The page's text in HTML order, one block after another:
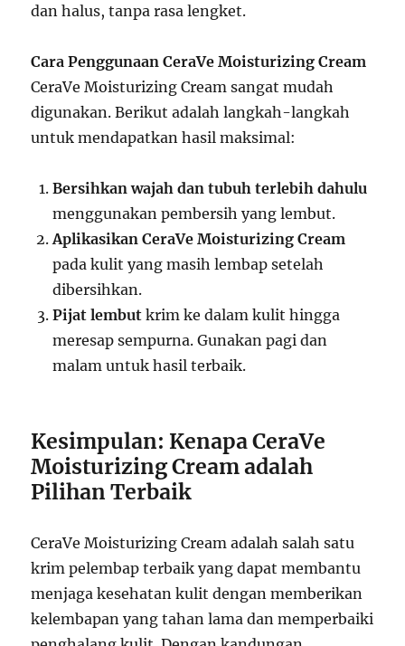
dan halus, tanpa rasa lengket.
Cara Penggunaan CeraVe Moisturizing Cream
CeraVe Moisturizing Cream sangat mudah
digunakan. Berikut adalah langkah-langkah
untuk mendapatkan hasil maksimal:
Bersihkan wajah dan tubuh terlebih dahulu
menggunakan pembersih yang lembut.
Aplikasikan CeraVe Moisturizing Cream
pada kulit yang masih lembap setelah
dibersihkan.
Pijat lembut krim ke dalam kulit hingga
meresap sempurna. Gunakan pagi dan
malam untuk hasil terbaik.
Kesimpulan: Kenapa CeraVe
Moisturizing Cream adalah
Pilihan Terbaik
CeraVe Moisturizing Cream adalah salah satu
krim pelembap terbaik yang dapat membantu
menjaga kesehatan kulit dengan memberikan
kelembapan yang tahan lama dan memperbaiki